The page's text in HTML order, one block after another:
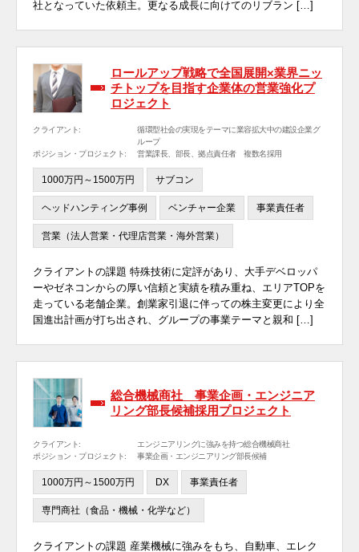
社となっていた依頼主。更なる成長に向けてのリブラン […]
ロールアップ戦略で全国展開×業界ニッ
チトップを目指す企業体の営業強化プ
ロジェクト
クライアント:
循環型社会の実現をテーマに業容拡大中の建設企業グ
ループ
ポジション・プロジェクト:
営業課長、部長、拠点責任者 複数名採用
1000万円～1500万円 サブコン
ヘッドハンティング事例 ベンチャー企業 事業責任者
営業（法人営業・代理店営業・海外営業）
クライアントの課題 特殊技術に定評があり、大手デベロッパ
ーやゼネコンからの厚い信頼と実績を積み重ね、エリアTOPを
走っている老舗企業。創業家引退に伴っての株主変更により全
国進出計画が打ち出され、グループの事業テーマと親和 […]
総合機械商社 事業企画・エンジニア
リング部長候補採用プロジェクト
クライアント:
エンジニアリングに強みを持つ総合機械商社
ポジション・プロジェクト:
事業企画・エンジニアリング部長候補
1000万円～1500万円 DX 事業責任者
専門商社（食品・機械・化学など）
クライアントの課題 産業機械に強みをもち、自動車、エレク